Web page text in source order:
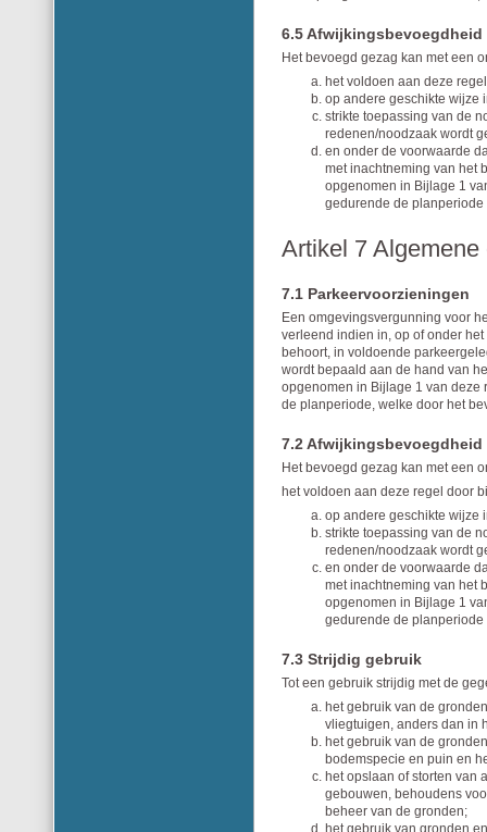
6.5 Afwijkingsbevoegdheid
Het bevoegd gezag kan met een
het voldoen aan deze
op andere geschikte wijze
strikte toepassing van de
redenen/noodzaak wordt
en onder de voorwaarde
met inachtneming van het
opgenomen in Bijlage 1
gedurende de
Artikel 7
7.1 Parkeervoorzieningen
Een omgevingsvergunning voor
verleend indien in, op of onder
behoort, in voldoende
wordt bepaald aan de hand van
opgenomen in Bijlage 1 van
de planperiode, welke door het
7.2 Afwijkingsbevoegdheid
Het bevoegd gezag kan met een
het voldoen aan deze regel door
op andere geschikte wijze
strikte toepassing van de
redenen/noodzaak wordt
en onder de voorwaarde
met inachtneming van het
opgenomen in Bijlage 1
gedurende de
7.3 Strijdig gebruik
Tot een gebruik strijdig met de
het gebruik van de
vliegtuigen, anders dan in
het gebruik van de
bodemspecie en puin en
het opslaan of storten van
gebouwen, behoudens
beheer van de gronden;
het gebruik van gronden